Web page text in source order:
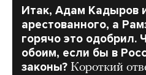
Итак, Адам Кадыров
арестованного, а
горячо это одобрил.
обоим, если бы в
законы? Короткий